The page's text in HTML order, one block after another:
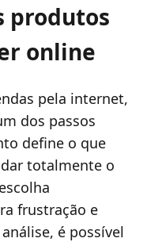
produtos
online
pela internet,
dos passos
define o que
totalmente o
frustração e
é possível